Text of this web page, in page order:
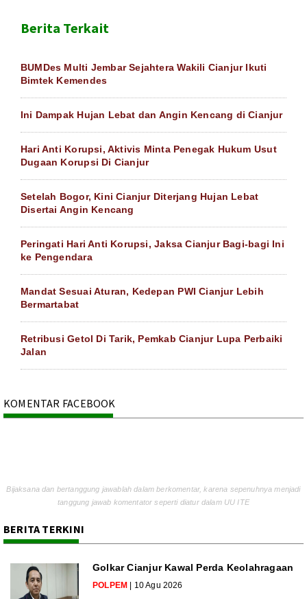
Berita Terkait
BUMDes Multi Jembar Sejahtera Wakili Cianjur Ikuti
Bimtek Kemendes
Ini Dampak Hujan Lebat dan Angin Kencang di Cianjur
Hari Anti Korupsi, Aktivis Minta Penegak Hukum Usut
Dugaan Korupsi Di Cianjur
Setelah Bogor, Kini Cianjur Diterjang Hujan Lebat
Disertai Angin Kencang
Peringati Hari Anti Korupsi, Jaksa Cianjur Bagi-bagi Ini
ke Pengendara
Mandat Sesuai Aturan, Kedepan PWI Cianjur Lebih
Bermartabat
Retribusi Getol Di Tarik, Pemkab Cianjur Lupa Perbaiki
Jalan
KOMENTAR FACEBOOK
Bijaksana dan bertanggung jawablah dalam berkomentar, karena sepenuhnya menjadi
tanggung jawab komentator seperti diatur dalam UU ITE
BERITA TERKINI
Golkar Cianjur Kawal Perda Keolahragaan
POLPEM | 10 Agu 2026